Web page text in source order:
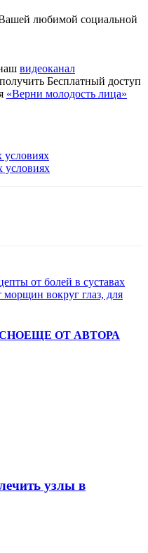
любимой социальной
видеоканал
Бесплатный доступ
«Верни молодость лица»
условиях
от болей в суставах
вокруг глаз, для
ЕЩЕ ОТ АВТОРА
узлы в